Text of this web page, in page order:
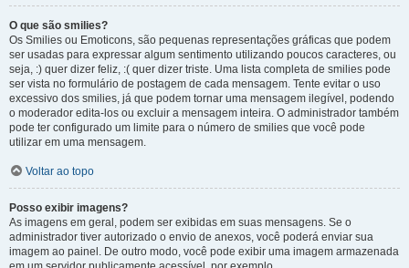
O que são smilies?
Os Smilies ou Emoticons, são pequenas representações gráficas que podem
ser usadas para expressar algum sentimento utilizando poucos caracteres, ou
seja, :) quer dizer feliz, :( quer dizer triste. Uma lista completa de smilies pode
ser vista no formulário de postagem de cada mensagem. Tente evitar o uso
excessivo dos smilies, já que podem tornar uma mensagem ilegível, podendo
o moderador edita-los ou excluir a mensagem inteira. O administrador também
pode ter configurado um limite para o número de smilies que você pode
utilizar em uma mensagem.
Voltar ao topo
Posso exibir imagens?
As imagens em geral, podem ser exibidas em suas mensagens. Se o
administrador tiver autorizado o envio de anexos, você poderá enviar sua
imagem ao painel. De outro modo, você pode exibir uma imagem armazenada